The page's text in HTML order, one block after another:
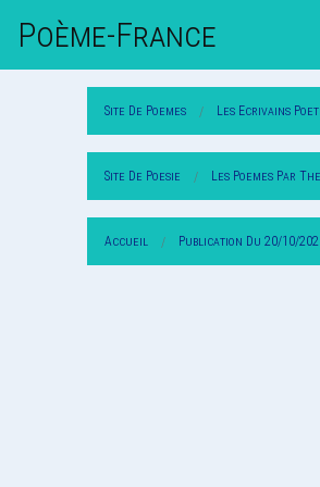
Poème-FrAnce
Site De Poemes Les Ecrivains
Site De Poesie Les Poemes Par
Accueil Publication Du 20/10/